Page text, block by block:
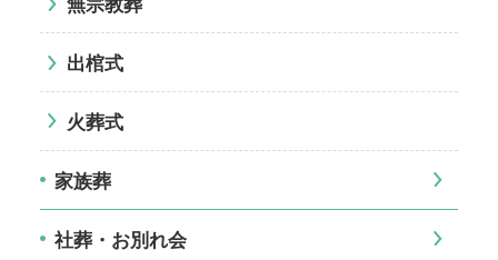
出棺式
火葬式
家族葬
社葬・お別れ会